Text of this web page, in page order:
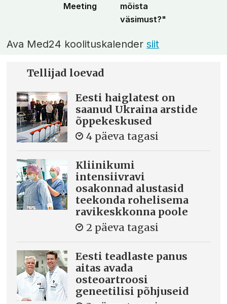
Meeting
mõista
väsimust?"
Ava Med24 koolituskalendersiit
Tellijad loevad
Eesti haiglatest on
saanud Ukraina arstide
õppekeskused
4 päeva tagasi
Kliinikumi
intensiivravi
osakonnad alustasid
teekonda rohelisema
ravikeskkonna poole
2 päeva tagasi
Eesti teadlaste panus
aitas avada
osteoartroosi
geneetilisi põhjuseid